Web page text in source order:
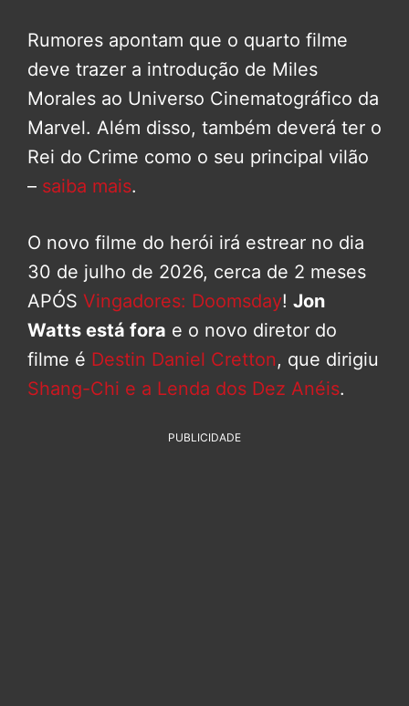
Rumores apontam que o quarto filme
deve trazer a introdução de Miles
Morales ao Universo Cinematográfico da
Marvel. Além disso, também deverá ter o
Rei do Crime como o seu principal vilão
– saiba mais.
O novo filme do herói irá estrear no dia
30 de julho de 2026, cerca de 2 meses
APÓS Vingadores: Doomsday! Jon
Watts está fora e o novo diretor do
filme é Destin Daniel Cretton, que dirigiu
Shang-Chi e a Lenda dos Dez Anéis.
PUBLICIDADE